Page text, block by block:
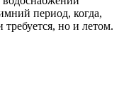
период, когда,
требуется, но и летом.